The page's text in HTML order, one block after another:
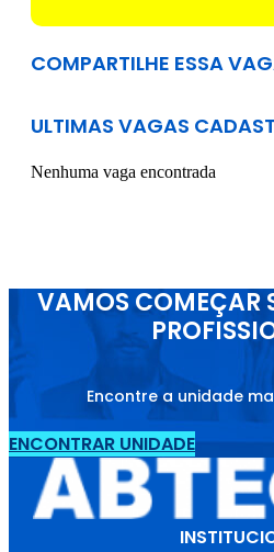
COMPARTILHE ESSA
ULTIMAS VAGAS
Nenhuma vaga encontrada
VAMOS COMEÇAR
Encontre a unidade
ENCONTRAR UNIDADE